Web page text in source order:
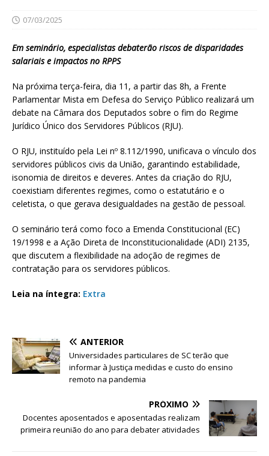
07/03/2025
Em seminário, especialistas debaterão riscos de disparidades
salariais e impactos no RPPS
Na próxima terça-feira, dia 11, a partir das 8h, a Frente
Parlamentar Mista em Defesa do Serviço Público realizará um
debate na Câmara dos Deputados sobre o fim do Regime
Jurídico Único dos Servidores Públicos (RJU).
O RJU, instituído pela Lei nº 8.112/1990, unificava o vínculo dos
servidores públicos civis da União, garantindo estabilidade,
isonomia de direitos e deveres. Antes da criação do RJU,
coexistiam diferentes regimes, como o estatutário e o
celetista, o que gerava desigualdades na gestão de pessoal.
O seminário terá como foco a Emenda Constitucional (EC)
19/1998 e a Ação Direta de Inconstitucionalidade (ADI) 2135,
que discutem a flexibilidade na adoção de regimes de
contratação para os servidores públicos.
Leia na íntegra: Extra
ANTERIOR
Universidades particulares de SC terão que
informar à Justiça medidas e custo do ensino
remoto na pandemia
PRÓXIMO
Docentes aposentados e aposentadas realizam
primeira reunião do ano para debater atividades